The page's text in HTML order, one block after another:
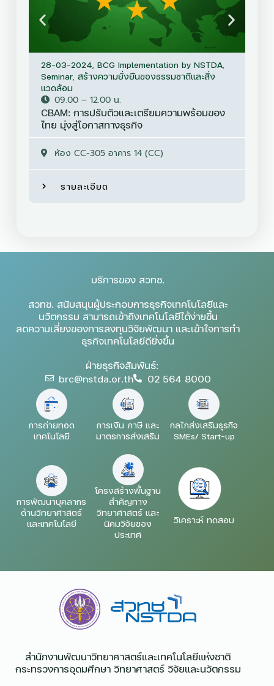
28-03-2024 BCG Implementation by NSTDA,
Seminar, สร้างความยั่งยืนของธรรมชาติและสิ่ง
แวดล้อม
09.00 – 12.00 น.
CBAM: การปรับตัวและเตรียมความพร้อมของ
ไทย มุ่งสู่โอกาสทางธุรกิจ
ห้อง CC-305 อาคาร 14 (CC)
รายละเอียด
บริการของ สวทช.
สวทช. สนับสนุนผู้ประกอบการธุรกิจเทคโนโลยีและ
นวัตกรรม สามารถเข้าถึงเทคโนโลยีได้ง่ายขึ้น
ลดความเสี่ยงของการลงทุนวิจัยพัฒนา และเข้าใจการทำ
ธุรกิจเทคโนโลยีดียิ่งขึ้น
ฝ่ายธุรกิจสัมพันธ์:
brc@nstda.or.th
02 564 8000
การถ่ายทอด
เทคโนโลยี
การเงิน ภาษี และ
มาตรการส่งเสริม
กลไกส่งเสริมธุรกิจ
SMEs/ Start-up
การพัฒนาบุคลากร
ด้านวิทยาศาสตร์
และเทคโนโลยี
โครงสร้างพื้นฐาน
สำคัญทาง
วิทยาศาสตร์ และ
นิคมวิจัยของ
ประเทศ
วิเคราะห์ ทดสอบ
สำนักงานพัฒนาวิทยาศาสตร์และเทคโนโลยีแห่งชาติ​
กระทรวงการอุดมศึกษา วิทยาศาสตร์ วิจัยและนวัตกรรม